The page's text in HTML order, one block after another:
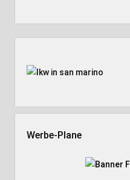
Werbe-Plane